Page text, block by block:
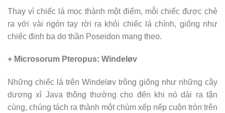
Thay vì chiếc lá mọc thành một điểm, mỗi chiếc được chẻ
ra với vài ngón tay rời ra khỏi chiếc lá chính, giống như
chiếc đinh ba do thần Poseidon mang theo.
+ Microsorum Pteropus: Windeløv
Những chiếc lá trên Windeløv trông giống như những cây
dương xỉ Java thông thường cho đến khi nó dài ra tận
cùng, chúng tách ra thành một chùm xếp nếp cuộn tròn trên